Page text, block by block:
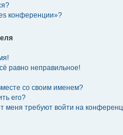
конференции»?
равно неправильное!
со своим именем?
его?
меня требуют войти на